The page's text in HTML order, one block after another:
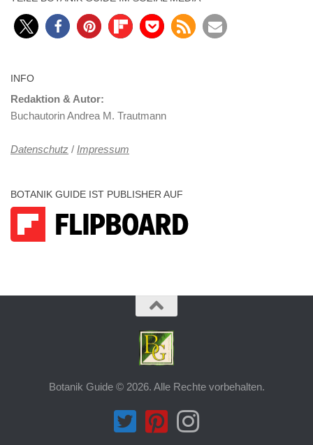
INFO
Redaktion & Autor:
Buchautorin Andrea M. Trautmann
Datenschutz / Impressum
BOTANIK GUIDE IST PUBLISHER AUF
Botanik Guide © 2026. Alle Rechte vorbehalten.